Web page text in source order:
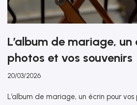
L’album de mariage,
photos et vos souvenirs
20/03/2026
L’album de mariage, un écrin pour vos